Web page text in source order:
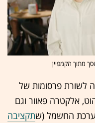
מתוך הקמפיין
לשורת פרסומות של
אלקטרה פאוור וגם
החשמל (שתקציבה